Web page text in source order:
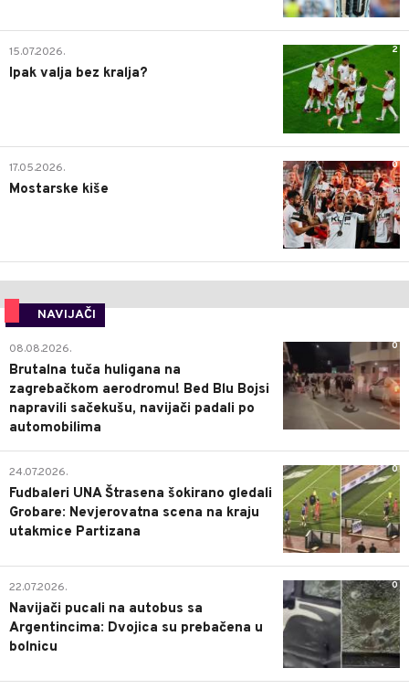
2
15.07.2026.
Ipak valja bez kralja?
0
17.05.2026.
Mostarske kiše
NAVIJAČI
0
08.08.2026.
Brutalna tuča huligana na
zagrebačkom aerodromu! Bed Blu Bojsi
napravili sačekušu, navijači padali po
automobilima
0
24.07.2026.
Fudbaleri UNA Štrasena šokirano gledali
Grobare: Nevjerovatna scena na kraju
utakmice Partizana
0
22.07.2026.
Navijači pucali na autobus sa
Argentincima: Dvojica su prebačena u
bolnicu